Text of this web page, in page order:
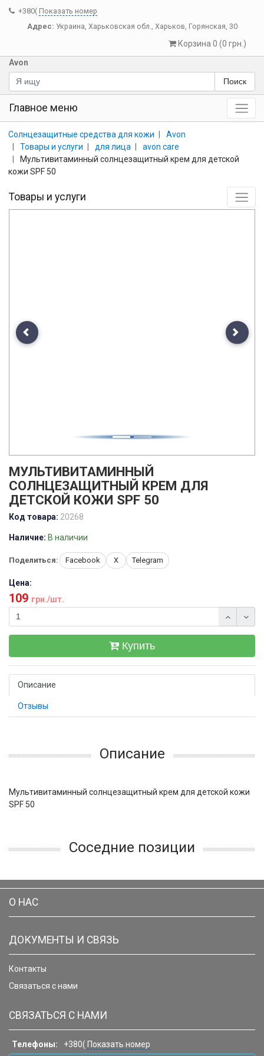
+380( Показать номер
Адрес: Украина, Харьковская обл., Харьков, Горянская, 30
Корзина 0 (0 грн.)
Avon
Поиск
Главное меню
Солнцезащитные средства для кожи
Avon
Товары и услуги
для лица
avon care
Мультивитаминный солнцезащитный крем для детской
кожи SPF 50
Товары и услуги
Previous Next
МУЛЬТИВИТАМИННЫЙ
СОЛНЦЕЗАЩИТНЫЙ КРЕМ ДЛЯ
ДЕТСКОЙ КОЖИ SPF 50
Код товара: 20268
Наличие: В наличии
Поделиться: Facebook X Telegram
Цена:
109 грн./шт.
Купить
Описание
Отзывы
Описание
Мультивитаминный солнцезащитный крем для детской кожи
SPF 50
Соседние позиции
О НАС
ДОКУМЕНТЫ И СВЯЗЬ
Контакты
Связаться с нами
СВЯЗАТЬСЯ С НАМИ
Телефоны: +380( Показать номер